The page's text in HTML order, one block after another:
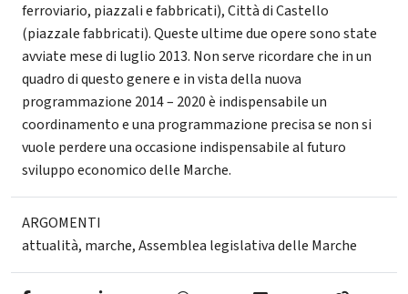
ferroviario, piazzali e fabbricati), Città di Castello
(piazzale fabbricati). Queste ultime due opere sono state
avviate mese di luglio 2013. Non serve ricordare che in un
quadro di questo genere e in vista della nuova
programmazione 2014 – 2020 è indispensabile un
coordinamento e una programmazione precisa se non si
vuole perdere una occasione indispensabile al futuro
sviluppo economico delle Marche.
ARGOMENTI
attualità, marche,Assemblea legislativa delle Marche